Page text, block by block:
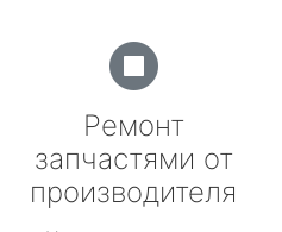
Ремонт
запчастями от
производителя